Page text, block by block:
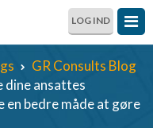
LOG IND
GR Consults Blog
dine ansattes
en bedre måde at gøre